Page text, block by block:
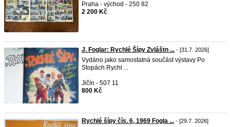
Praha - východ - 250 82
2 200 Kč
J. Foglar: Rychlé Šípy Zvláštn ... - [31.7. 2026]
Vydáno jako samostatná součást výstavy Po
Stopách Rychl ...
Jičín - 507 11
800 Kč
Rychlé šípy čís. 6, 1969 Fogla ... - [29.7. 2026]